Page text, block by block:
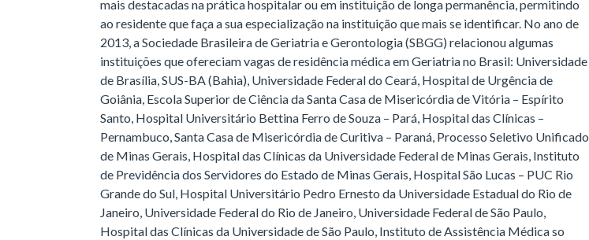
mais destacadas na prática hospitalar ou em instituição de longa permanência, permitindo
ao residente que faça a sua especialização na instituição que mais se identificar. No ano de
2013, a Sociedade Brasileira de Geriatria e Gerontologia (SBGG) relacionou algumas
instituições que ofereciam vagas de residência médica em Geriatria no Brasil: Universidade
de Brasília, SUS-BA (Bahia), Universidade Federal do Ceará, Hospital de Urgência de
Goiânia, Escola Superior de Ciência da Santa Casa de Misericórdia de Vitória – Espírito
Santo, Hospital Universitário Bettina Ferro de Souza – Pará, Hospital das Clínicas –
Pernambuco, Santa Casa de Misericórdia de Curitiva – Paraná, Processo Seletivo Unificado
de Minas Gerais, Hospital das Clínicas da Universidade Federal de Minas Gerais, Instituto
de Previdência dos Servidores do Estado de Minas Gerais, Hospital São Lucas – PUC Rio
Grande do Sul, Hospital Universitário Pedro Ernesto da Universidade Estadual do Rio de
Janeiro, Universidade Federal do Rio de Janeiro, Universidade Federal de São Paulo,
Hospital das Clínicas da Universidade de São Paulo, Instituto de Assistência Médica so